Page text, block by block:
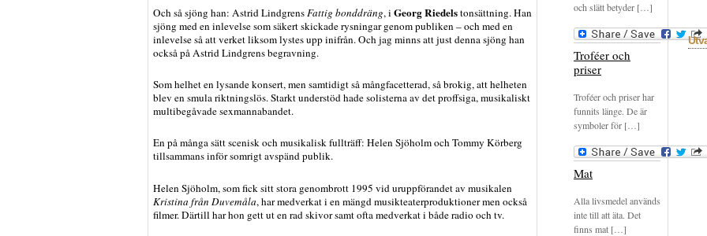
Och så sjöng han: Astrid LindgrensFattig bonddräng, i Georg Riedelstonsättning. Han
sjöng med en inlevelse som säkert skickade rysningar genom publiken – och med en
inlevelse så att verket liksom lystes upp inifrån. Och jag minns att just denna sjöng han
också på Astrid Lindgrens begravning.
Som helhet en lysande konsert, men samtidigt så mångfacetterad, så brokig, att helheten
blev en smula riktningslös. Starkt understöd hade solisterna av det proffsiga, musikaliskt
multibegåvade sexmannabandet.
En på många sätt scenisk och musikalisk fullträff: Helen Sjöholm och Tommy Körberg
tillsammans inför somrigt avspänd publik.
Helen Sjöholm, som fick sitt stora genombrott 1995 vid uruppförandet av musikalen
Kristina från Duvemåla, har medverkat i en mängd musikteaterproduktioner men också
filmer. Därtill har hon gett ut en rad skivor samt ofta medverkat i både radio och tv.
och slätt betyder […]
Troféer och
priser
Troféer och priser har
funnits länge. De är
symboler för […]
Mat
Alla livsmedel används
inte till att äta. Det
finns mat […]